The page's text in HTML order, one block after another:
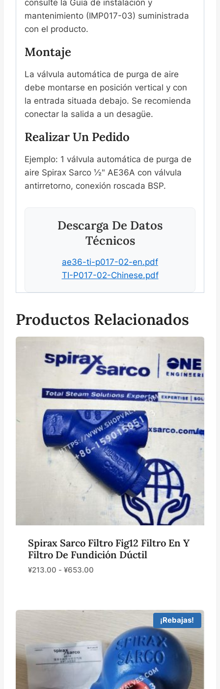
consulte la Guía de instalación y
mantenimiento (IMP017-03) suministrada
con el producto.
Montaje
La válvula automática de purga de aire
debe montarse en posición vertical y con
la entrada situada debajo. Se recomienda
conectar la salida a un desagüe.
Realizar Un Pedido
Ejemplo: 1 válvula automática de purga de
aire Spirax Sarco ½" AE36A con válvula
antirretorno, conexión roscada BSP.
Descarga De Datos
Técnicos
ae36-ti-p017-02-en.pdf
TI-P017-02-Chinese.pdf
Productos Relacionados
Spirax Sarco Filtro Fig12 Filtro En Y
Filtro De Fundición Dúctil
¥213.00 - ¥653.00
¡Rebajas!